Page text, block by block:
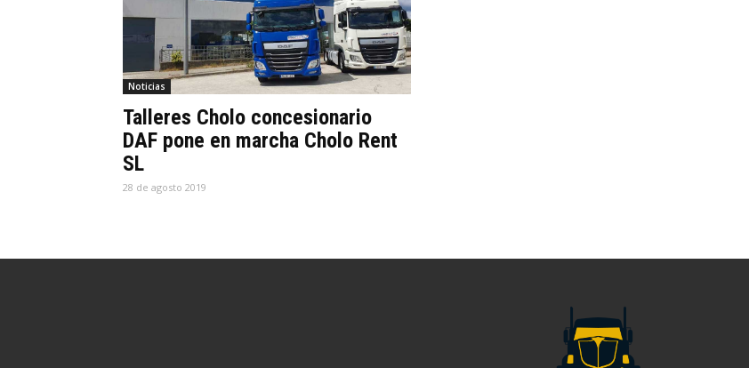
Noticias
Talleres Cholo concesionario
DAF pone en marcha Cholo Rent
SL
28 de agosto 2019